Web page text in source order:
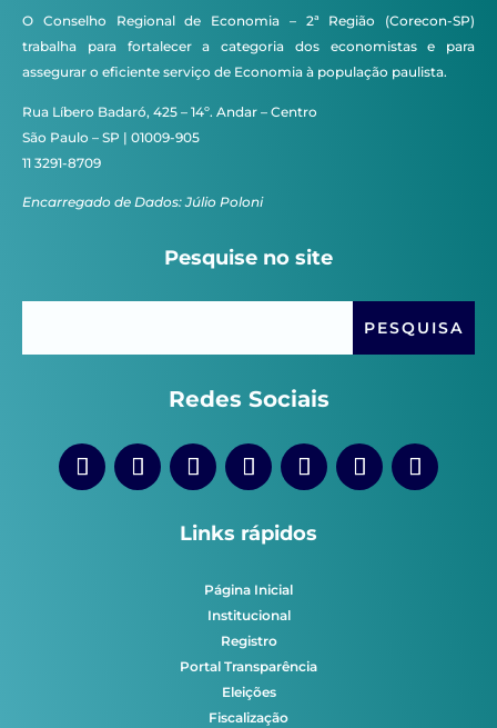
O Conselho Regional de Economia – 2ª Região (Corecon-SP)
trabalha para fortalecer a categoria dos economistas e para
assegurar o eficiente serviço de Economia à população paulista.
Rua Líbero Badaró, 425 – 14º. Andar – Centro
São Paulo – SP | 01009-905
11 3291-8709
Encarregado de Dados: Júlio Poloni
Pesquise no site
Redes Sociais
Links rápidos
Página Inicial
Institucional
Registro
Portal Transparência
Eleições
Fiscalização